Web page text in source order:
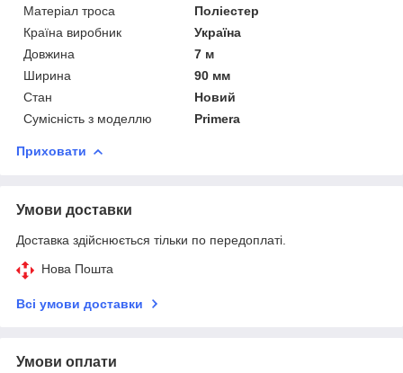
Матеріал троса
Поліестер
Країна виробник
Україна
Довжина
7 м
Ширина
90 мм
Стан
Новий
Сумісність з моделлю
Primera
Приховати
Умови доставки
Доставка здійснюється тільки по передоплаті.
Нова Пошта
Всі умови доставки
Умови оплати